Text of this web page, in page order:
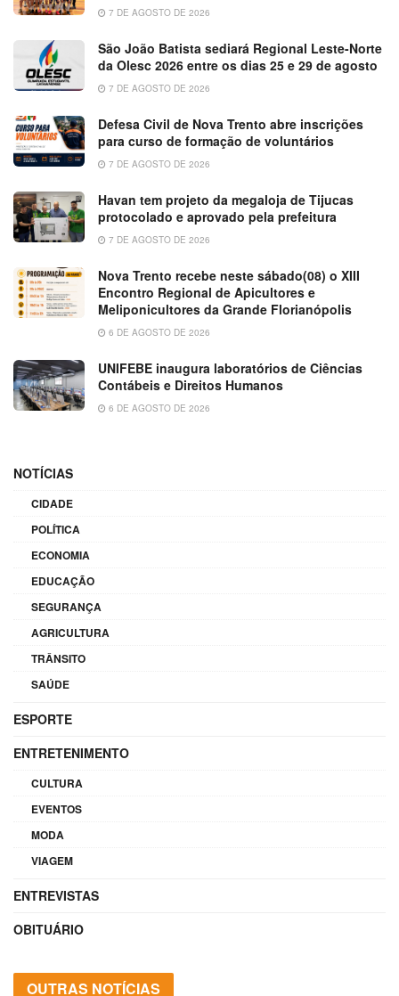
7 DE AGOSTO DE 2026
São João Batista sediará Regional Leste-Norte
da Olesc 2026 entre os dias 25 e 29 de agosto
7 DE AGOSTO DE 2026
Defesa Civil de Nova Trento abre inscrições
para curso de formação de voluntários
7 DE AGOSTO DE 2026
Havan tem projeto da megaloja de Tijucas
protocolado e aprovado pela prefeitura
7 DE AGOSTO DE 2026
Nova Trento recebe neste sábado(08) o XIII
Encontro Regional de Apicultores e
Meliponicultores da Grande Florianópolis
6 DE AGOSTO DE 2026
UNIFEBE inaugura laboratórios de Ciências
Contábeis e Direitos Humanos
6 DE AGOSTO DE 2026
NOTÍCIAS
CIDADE
POLÍTICA
ECONOMIA
EDUCAÇÃO
SEGURANÇA
AGRICULTURA
TRÂNSITO
SAÚDE
ESPORTE
ENTRETENIMENTO
CULTURA
EVENTOS
MODA
VIAGEM
ENTREVISTAS
OBITUÁRIO
OUTRAS NOTÍCIAS